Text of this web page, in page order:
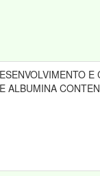
ALBUMINA